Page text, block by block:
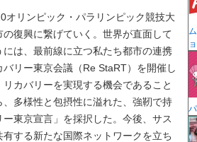
オリンピック・パラリンピック競技大
復興に繋げていく。世界が直面して
は、最前線に立つ私たち都市の連携
リー東京会議（Re StaRT）を開催し
カバリーを実現する機会であること
多様性と包摂性に溢れた、強靭で持
東京宣言」を採択した。今後、サス
する新たな国際ネットワークを立ち